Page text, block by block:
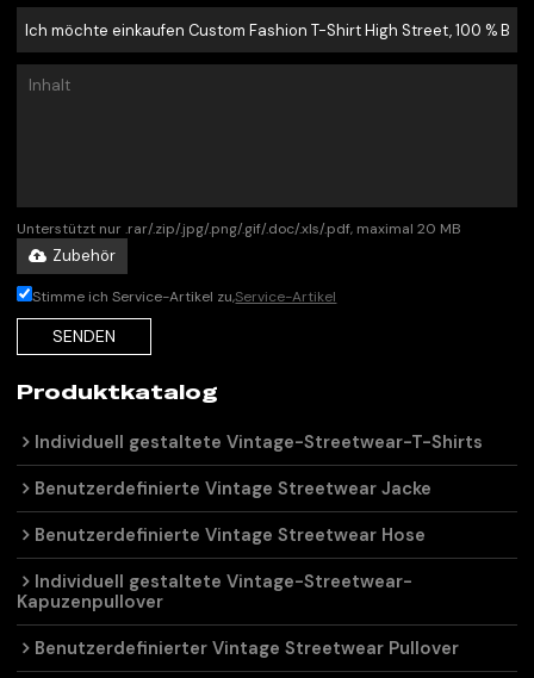
Unterstützt nur .rar/.zip/.jpg/.png/.gif/.doc/.xls/.pdf, maximal 20 MB
Zubehör
Stimme ich Service-Artikel zu,Service-Artikel
SENDEN
Produktkatalog
Individuell gestaltete Vintage-Streetwear-T-Shirts
Benutzerdefinierte Vintage Streetwear Jacke
Benutzerdefinierte Vintage Streetwear Hose
Individuell gestaltete Vintage-Streetwear-
Kapuzenpullover
Benutzerdefinierter Vintage Streetwear Pullover